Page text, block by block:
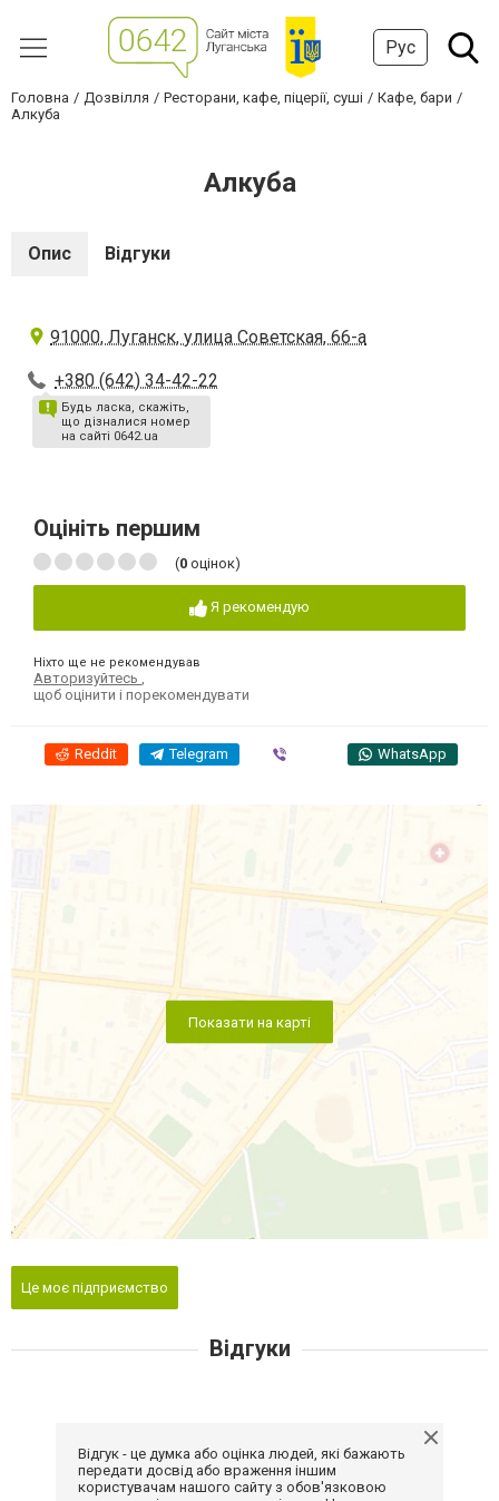
Рус
Головна Дозвілля Ресторани, кафе, піцерії, суші
Кафе, бари
Алкуба
Алкуба
Опис Відгуки
91000, Луганск, улица Советская, 66-а
+380 (642) 34-42-22
Будь ласка, скажіть,
що дізналися номер
на сайті 0642.ua
Оцініть першим
(0 оцінок)
Я рекомендую
Ніхто ще не рекомендував
Авторизуйтесь
щоб оцінити і порекомендувати
Reddit Telegram WhatsApp
Показати на карті
Це моє підприємство
Відгуки
Відгук - це думка або оцінка людей, які бажають
передати досвід або враження іншим
користувачам нашого сайту з обов'язковою